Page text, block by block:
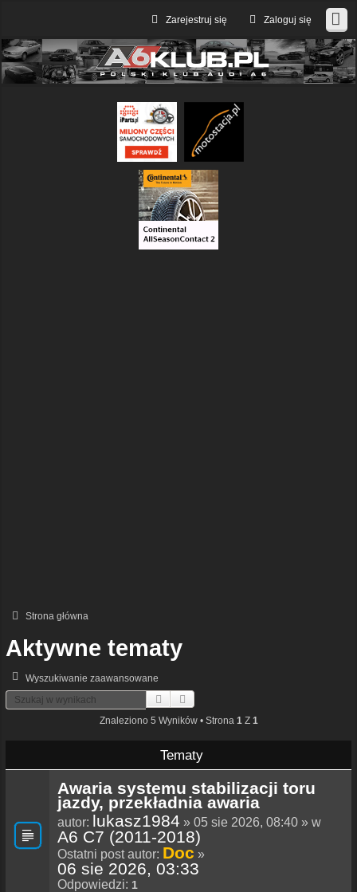
Zaloguj się
Zarejestruj się
Strona główna
Aktywne tematy
Wyszukiwanie zaawansowane
Szukaj
Znaleziono 5 Wyników • Strona 1 Z 1
Tematy
Awaria systemu stabilizacji toru
jazdy, przekładnia awaria
autor: lukasz1984 » 05 sie 2026, 08:40 » w
A6 C7 (2011-2018)
Ostatni post autor: Doc »
06 sie 2026, 03:33
Odpowiedzi: 1